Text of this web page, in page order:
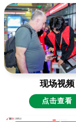
现场视频
点击查看